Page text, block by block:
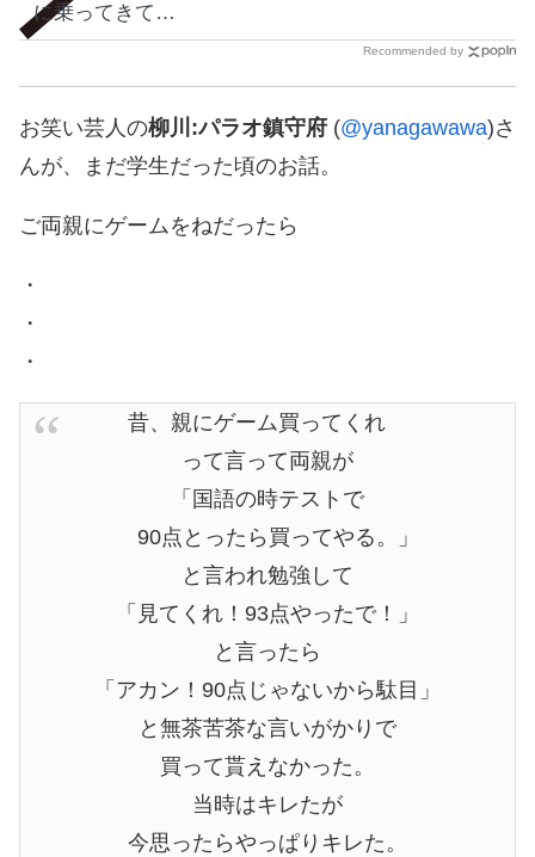
に乗ってきて…
Recommended by
お笑い芸人の柳川:パラオ鎮守府 (@yanagawawa)さ
んが、まだ学生だった頃のお話。
ご両親にゲームをねだったら
・
・
・
昔、親にゲーム買ってくれ
って言って両親が
「国語の時テストで
90点とったら買ってやる。」
と言われ勉強して
「見てくれ！93点やったで！」
と言ったら
「アカン！90点じゃないから駄目」
と無茶苦茶な言いがかりで
買って貰えなかった。
当時はキレたが
今思ったらやっぱりキレた。